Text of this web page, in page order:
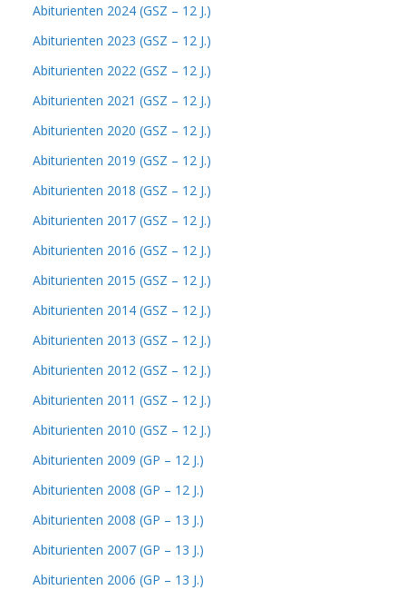
Abiturienten 2024 (GSZ – 12 J.)
Abiturienten 2023 (GSZ – 12 J.)
Abiturienten 2022 (GSZ – 12 J.)
Abiturienten 2021 (GSZ – 12 J.)
Abiturienten 2020 (GSZ – 12 J.)
Abiturienten 2019 (GSZ – 12 J.)
Abiturienten 2018 (GSZ – 12 J.)
Abiturienten 2017 (GSZ – 12 J.)
Abiturienten 2016 (GSZ – 12 J.)
Abiturienten 2015 (GSZ – 12 J.)
Abiturienten 2014 (GSZ – 12 J.)
Abiturienten 2013 (GSZ – 12 J.)
Abiturienten 2012 (GSZ – 12 J.)
Abiturienten 2011 (GSZ – 12 J.)
Abiturienten 2010 (GSZ – 12 J.)
Abiturienten 2009 (GP – 12 J.)
Abiturienten 2008 (GP – 12 J.)
Abiturienten 2008 (GP – 13 J.)
Abiturienten 2007 (GP – 13 J.)
Abiturienten 2006 (GP – 13 J.)